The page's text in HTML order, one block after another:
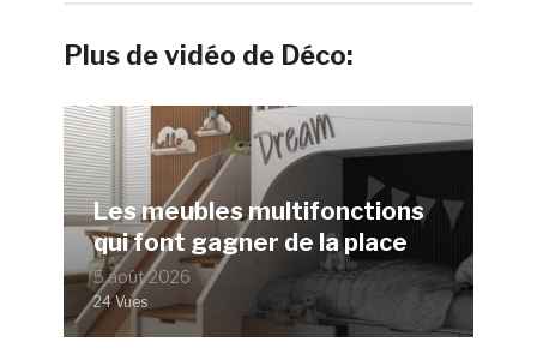
Plus de vidéo de Déco:
Les meubles multifonctions
qui font gagner de la place
5 août 2026
24 Vues